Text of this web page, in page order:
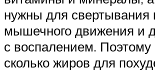
нужны для свертывания
мышечного движения и
с воспалением. Поэтому
сколько жиров для